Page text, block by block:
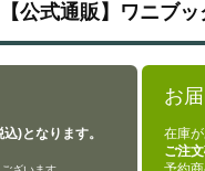
【公式通販】ワニブ
)となります。
お
在庫
ご注